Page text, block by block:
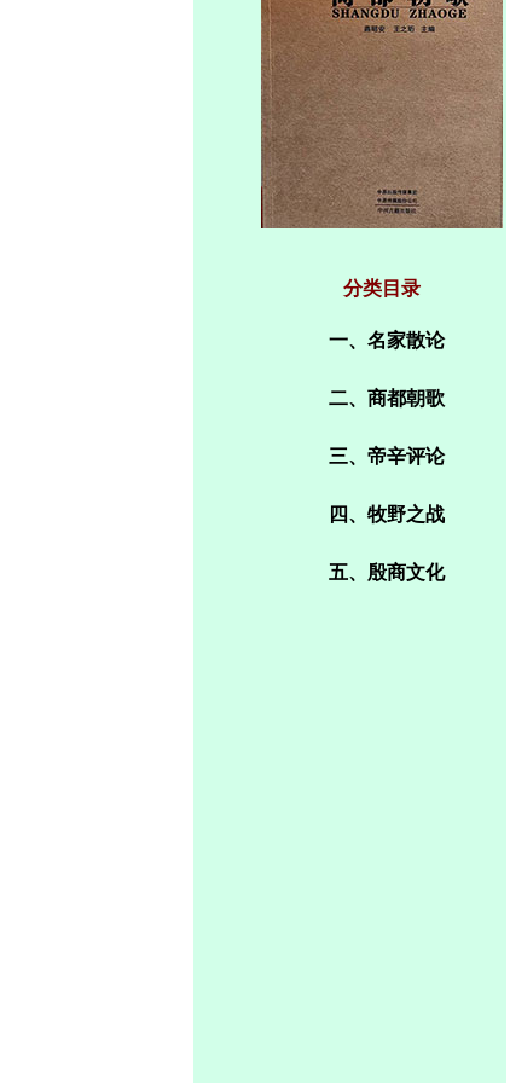
分类目录
一、名家散论
二、商都朝歌
三、帝辛评论
四、牧野之战
五、殷商文化